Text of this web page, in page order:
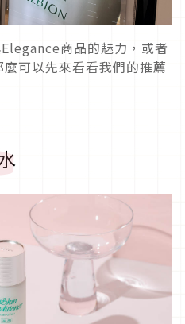
商品的魅力，或者
可以先來看看我們的推薦